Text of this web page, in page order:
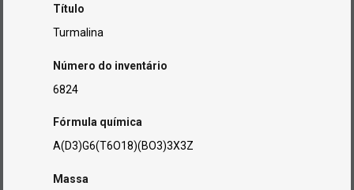
Título
Turmalina
Número do inventário
6824
Fórmula química
A(D3)G6(T6O18)(BO3)3X3Z
Massa